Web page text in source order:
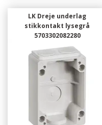
LK Dreje underlag
stikkontakt lysegrå
5703302082280